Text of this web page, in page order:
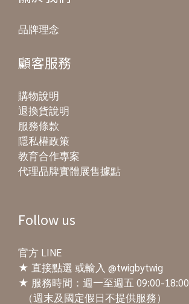
品牌理念
顧客服務
購物說明
退換貨說明
服務條款
隱私權政策
教育合作專案
代理品牌實體展售據點
Follow us
官方 LINE
★ 直接點選 或輸入 @twigbytwig
★ 服務時間：週一至週五 09:00-18:00
（週末及國定假日不提供服務）